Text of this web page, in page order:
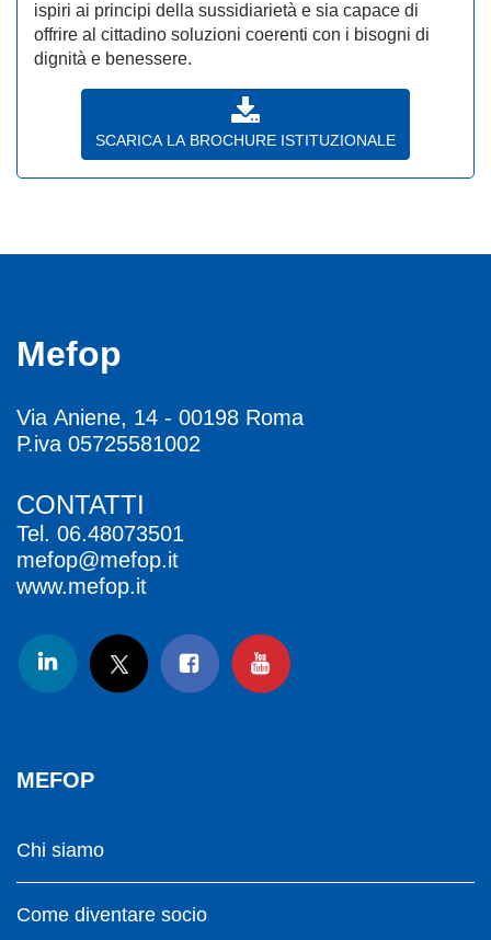
ispiri ai principi della sussidiarietà e sia capace di
offrire al cittadino soluzioni coerenti con i bisogni di
dignità e benessere.
SCARICA LA BROCHURE ISTITUZIONALE
Mefop
Via Aniene, 14 - 00198 Roma
P.iva 05725581002
CONTATTI
Tel. 06.48073501
mefop@mefop.it
www.mefop.it
MEFOP
Chi siamo
Come diventare socio